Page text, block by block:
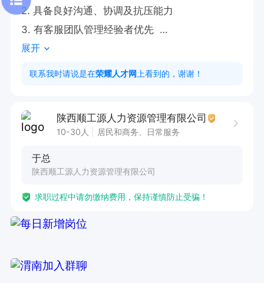
2. 具备良好沟通、协调及抗压能力
3. 有客服团队管理经验者优先
4.有销售和抖音直播经验的优先
5.年龄要求28-40周岁，限女性。
展开
联系我时请说是在荣耀人才网 上看到的，谢谢！
陕西顺工源人力资源管理有限公司
10-30人 居民和商务、日常服务
于总
陕西顺工源人力资源管理有限公司
求职过程中请勿缴纳费用，保持谨慎防止受骗！